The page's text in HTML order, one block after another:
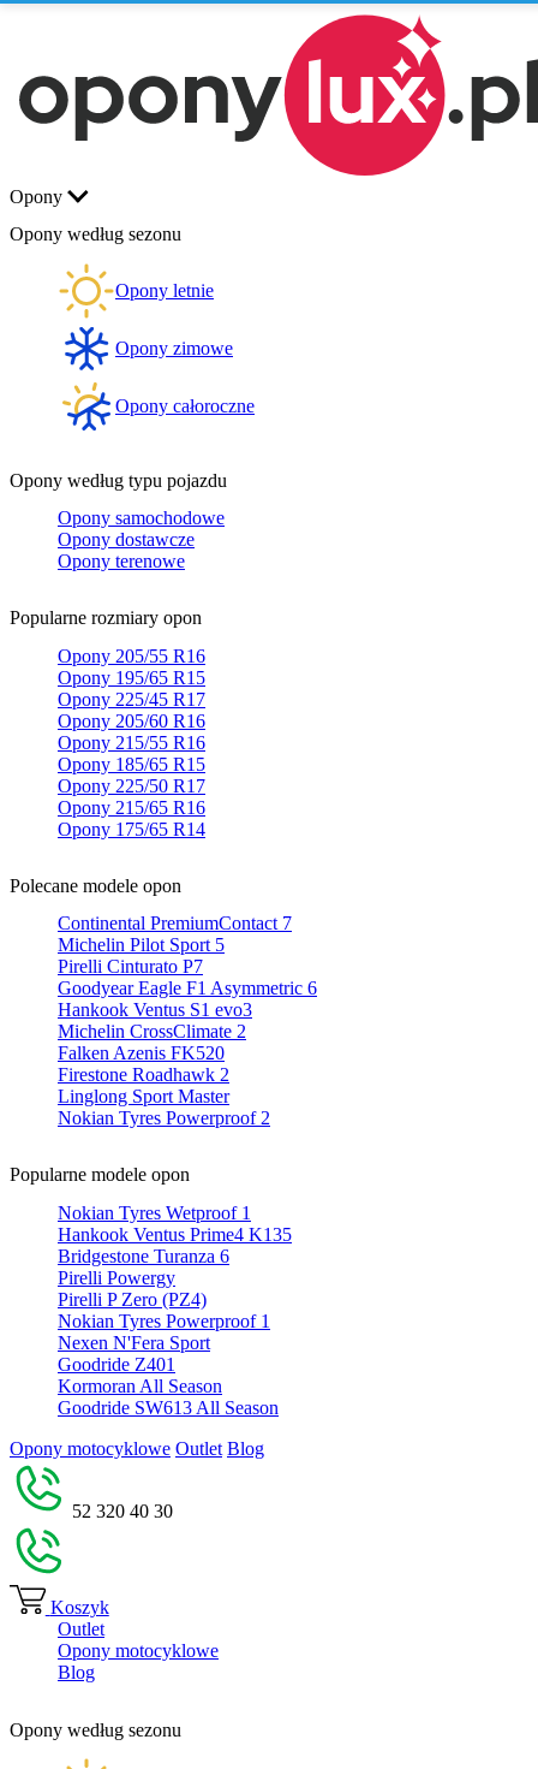
Opony
Opony według sezonu
Opony letnie
Opony zimowe
Opony całoroczne
Opony według typu pojazdu
Opony samochodowe
Opony dostawcze
Opony terenowe
Popularne rozmiary opon
Opony 205/55 R16
Opony 195/65 R15
Opony 225/45 R17
Opony 205/60 R16
Opony 215/55 R16
Opony 185/65 R15
Opony 225/50 R17
Opony 215/65 R16
Opony 175/65 R14
Polecane modele opon
Continental PremiumContact 7
Michelin Pilot Sport 5
Pirelli Cinturato P7
Goodyear Eagle F1 Asymmetric 6
Hankook Ventus S1 evo3
Michelin CrossClimate 2
Falken Azenis FK520
Firestone Roadhawk 2
Linglong Sport Master
Nokian Tyres Powerproof 2
Popularne modele opon
Nokian Tyres Wetproof 1
Hankook Ventus Prime4 K135
Bridgestone Turanza 6
Pirelli Powergy
Pirelli P Zero (PZ4)
Nokian Tyres Powerproof 1
Nexen N'Fera Sport
Goodride Z401
Kormoran All Season
Goodride SW613 All Season
Opony motocyklowe Outlet Blog
52 320 40 30
Koszyk
Outlet
Opony motocyklowe
Blog
Opony według sezonu